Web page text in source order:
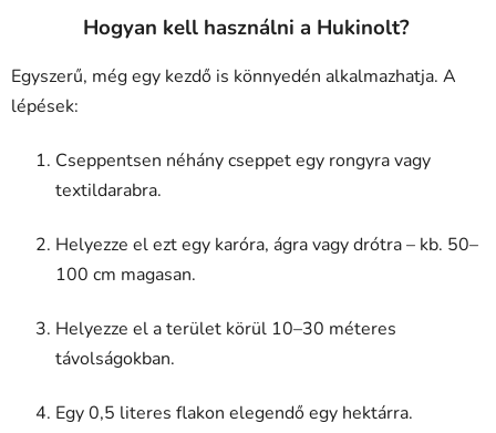
Hogyan kell használni a Hukinolt?
Egyszerű, még egy kezdő is könnyedén alkalmazhatja. A
lépések:
Cseppentsen néhány cseppet egy rongyra vagy
textildarabra.
Helyezze el ezt egy karóra, ágra vagy drótra – kb. 50–
100 cm magasan.
Helyezze el a terület körül 10–30 méteres
távolságokban.
Egy 0,5 literes flakon elegendő egy hektárra.